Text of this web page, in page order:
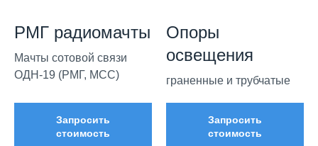
РМГ радиомачты
Мачты сотовой связи
ОДН-19 (РМГ, МСС)
Запросить
стоимость
Опоры
освещения
граненные и трубчатые
Запросить
стоимость